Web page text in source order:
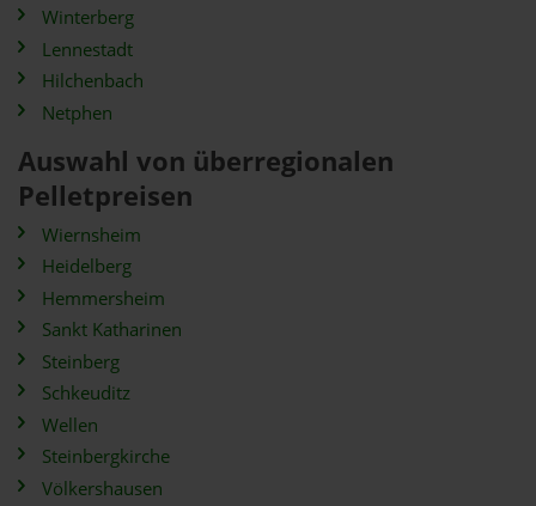
Winterberg
Lennestadt
Hilchenbach
Netphen
Auswahl von überregionalen
Pelletpreisen
Wiernsheim
Heidelberg
Hemmersheim
Sankt Katharinen
Steinberg
Schkeuditz
Wellen
Steinbergkirche
Völkershausen